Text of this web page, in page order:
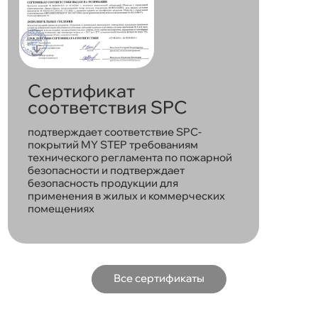
Сертификат
соответствия SPC
подтверждает соответствие SPC-
покрытий MY STEP требованиям
технического регламента по пожарной
безопасности и подтверждает
безопасность продукции для
применения в жилых и коммерческих
помещениях
Все сертификаты